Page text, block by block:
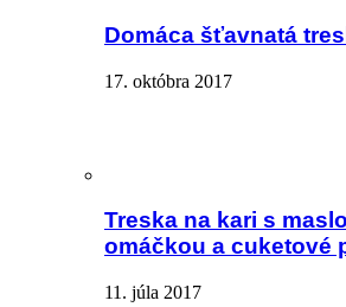
Domáca šťavnatá
17. októbra 2017
Treska na kari s
omáčkou a cuketové
11. júla 2017